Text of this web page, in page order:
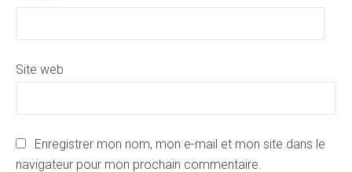
Site web
Enregistrer mon nom, mon e-mail et mon site dans le
navigateur pour mon prochain commentaire.